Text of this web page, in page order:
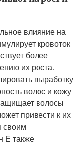
влияние на
кровоток
более
их роста.
выработку
волос и кожу
волосы
привести к их
своим
Е также